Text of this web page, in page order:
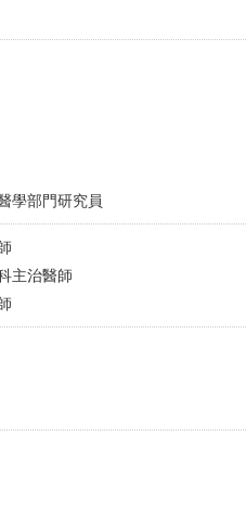
學部門研究員
主治醫師